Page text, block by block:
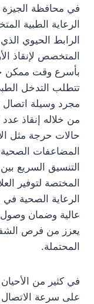
في محافظة الجيزة
الرعاية الطبية
الرابط الحيوي
المتخصص لإنقاذ
بأسرع وقت ممكن
تتطلب التدخل
مجرد وسيلة
من خلاله إنقاذ
حالات حرجة مثل
المضاعفات
التنسيق السريع
المختصة لتوفير
الرعاية الصحية
عالية وضمان
يعزز من فرص
المحتملة.
في كثير من
على سرعة الاتصال